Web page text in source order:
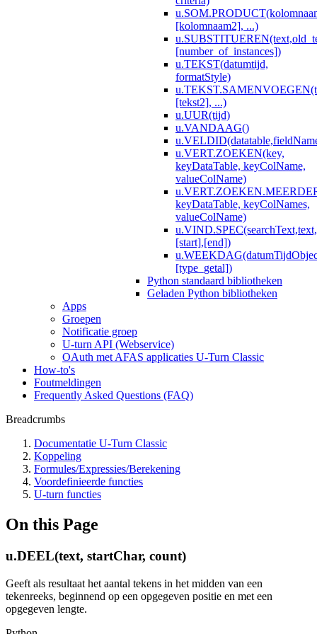
[kolomnaam2], ...)
[number_of_instances])
u.TEKST(datumtijd,
formatStyle)
[tekst2], ...)
u.UUR(tijd)
u.VANDAAG()
u.VERT.ZOEKEN(key,
keyDataTable, keyColName,
valueColName)
keyDataTable, keyColNames,
valueColName)
u.VIND.SPEC(searchText,text,
[start],[end])
[type_getal])
Python standaard bibliotheken
Geladen Python bibliotheken
Apps
Groepen
Notificatie groep
U-turn API (Webservice)
OAuth met AFAS applicaties U-Turn Classic
How-to's
Foutmeldingen
Frequently Asked Questions (FAQ)
Breadcrumbs
Documentatie U-Turn Classic
Koppeling
Formules/Expressies/Berekening
Voordefinieerde functies
U-turn functies
On this Page
u.DEEL(text, startChar, count)
Geeft als resultaat het aantal tekens in het midden van een
tekenreeks, beginnend op een opgegeven positie en met een
opgegeven lengte.